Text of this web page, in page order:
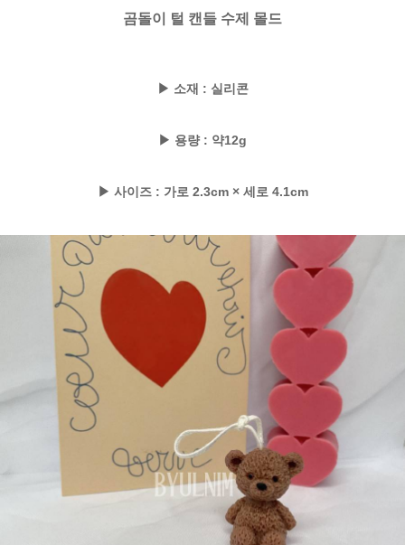
곰돌이 털 캔들 수제 몰드
▶ 소재 : 실리콘
▶ 용량 : 약12g
▶ 사이즈 : 가로 2.3cm × 세로 4.1cm